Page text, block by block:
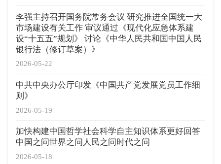
2026-05-22
李强主持召开国务院常务会议 研究推进全国统一大
市场建设有关工作 审议通过《现代化应急体系建
设“十五五”规划》 讨论《中华人民共和国中国人民
银行法（修订草案）》
2026-05-19
中共中央办公厅印发《中国共产党发展党员工作细
则》
2026-05-18
加快构建中国哲学社会科学自主知识体系更好回答
中国之问世界之问人民之问时代之问